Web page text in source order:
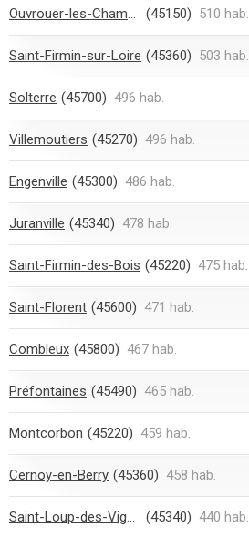
Ouvrouer-les-Champs (45150) 510 hab.
Saint-Firmin-sur-Loire (45360) 503 hab.
Solterre (45700) 496 hab.
Villemoutiers (45270) 496 hab.
Engenville (45300) 486 hab.
Juranville (45340) 478 hab.
Saint-Firmin-des-Bois (45220) 475 hab.
Saint-Florent (45600) 471 hab.
Combleux (45800) 467 hab.
Préfontaines (45490) 465 hab.
Montcorbon (45220) 459 hab.
Cernoy-en-Berry (45360) 458 hab.
Saint-Loup-des-Vignes (45340) 440 hab.